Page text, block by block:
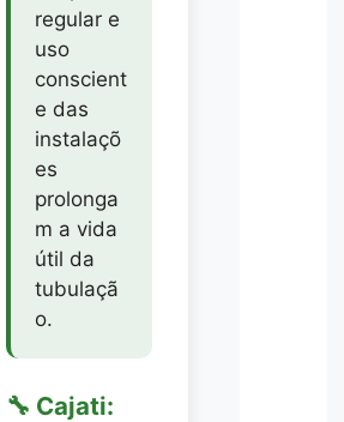
regular e
uso
conscient
e das
instalaçõ
es
prolonga
m a vida
útil da
tubulaçã
o.
🔧 Cajati: